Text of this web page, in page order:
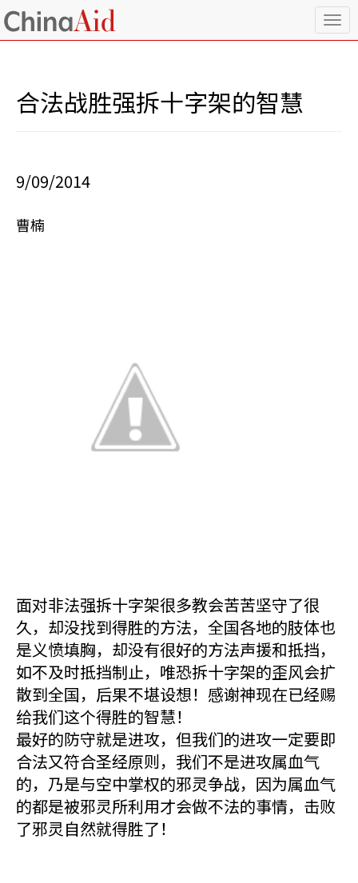
T
o
合法战胜强拆十字架的智慧
9/09/2014
曹楠
面对非法强拆十字架很多教会苦苦坚守了很
久，却没找到得胜的方法，全国各地的肢体也
是义愤填胸，却没有很好的方法声援和抵挡，
如不及时抵挡制止，唯恐拆十字架的歪风会扩
散到全国，后果不堪设想！感谢神现在已经赐
给我们这个得胜的智慧！
最好的防守就是进攻，但我们的进攻一定要即
合法又符合圣经原则，我们不是进攻属血气
的，乃是与空中掌权的邪灵争战，因为属血气
的都是被邪灵所利用才会做不法的事情，击败
了邪灵自然就得胜了！